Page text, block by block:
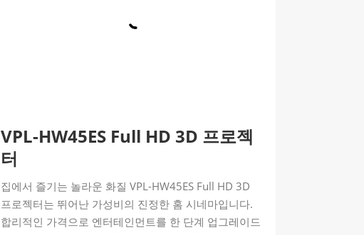
VPL-HW45ES Full HD 3D 프로젝
터
집에서 즐기는 놀라운 화질 VPL-HW45ES Full HD 3D
프로젝터는 뛰어난 가성비의 진정한 홈 시네마입니다.
합리적인 가격으로 엔터테인먼트를 한 단계 업그레이드